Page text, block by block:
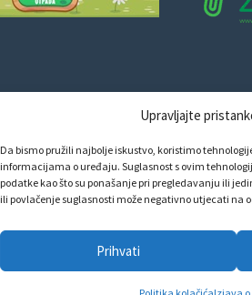
Upravljajte
Da bismo pružili najbolje iskustvo, koristimo
informacijama o uređaju. Suglasnost s ovim
podatke kao što su ponašanje pri pregledavanju ili
ili povlačenje suglasnosti može negativno utjecati na
Prihvati